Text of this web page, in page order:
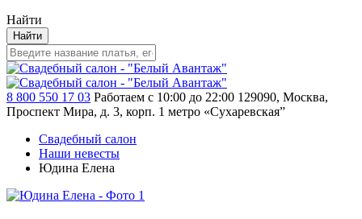
Найти
Найти
8 800 550 17 03 Работаем с 10:00 до 22:00 129090, Москва,
Проспект Мира, д. 3, корп. 1 метро «Сухаревская”
Свадебный салон
Наши невесты
Юдина Елена